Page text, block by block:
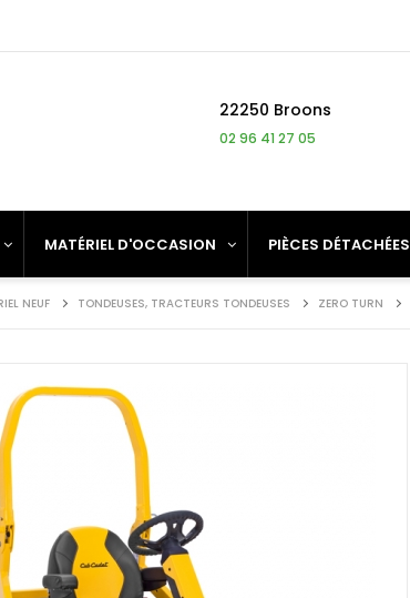
22250 Broons
02 96 41 27 05
MATÉRIEL D'OCCASION PIÈCES DÉTACHÉES
NEUF TONDEUSES, TRACTEURS TONDEUSES ZERO TURN